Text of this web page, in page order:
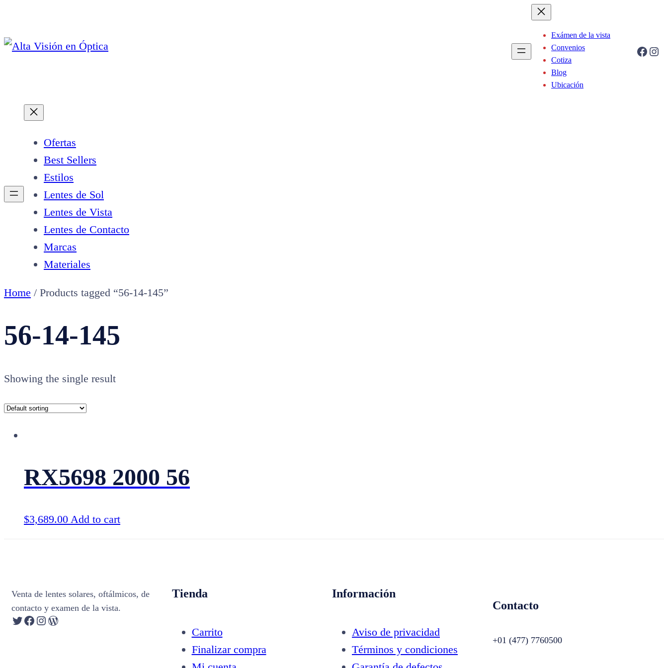
contenido
Exámen de la vista
Convenios
Cotiza
Blog
Ubicación
Facebook Instagram
Ofertas
Best Sellers
Estilos
Lentes de Sol
Lentes de Vista
Lentes de Contacto
Marcas
Materiales
Home / Products tagged “56-14-145”
56-14-145
Showing the single result
RX5698 2000 56
$3,689.00 Add to cart
Venta de lentes solares, oftálmicos, de
contacto y examen de la vista.
Twitter Facebook Instagram WordPress
Tienda
Carrito
Finalizar compra
Información
Aviso de privacidad
Términos y condiciones
Contacto
+01 (477) 7760500